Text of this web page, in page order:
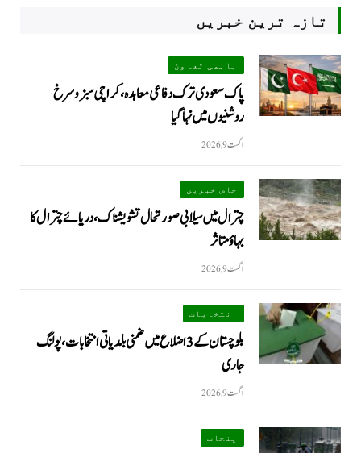
تازہ ترین خبریں
باہمی تعاون
پاک سعودی ترک دفاعی معاہدہ، کراچی سبز و سرخ
روشنیوں میں نہا گیا
اگست 9, 2026
خاص خبریں
چترال میں سیلابی صورتحال تشویشناک، دریائے چترال کا
بہاؤ متاثر
اگست 9, 2026
انتخابات
بلوچستان کے 3 اضلاع میں ضمنی بلدیاتی انتخابات، پولنگ
جاری
اگست 9, 2026
پنجاب